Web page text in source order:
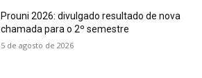
Prouni 2026: divulgado resultado de nova
chamada para o 2º semestre
5 de agosto de 2026